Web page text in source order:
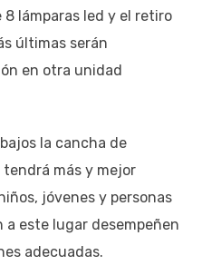
lámparas led y el retiro
últimas serán
en otra unidad
la cancha de
tendrá más y mejor
jóvenes y personas
este lugar desempeñen
adecuadas.